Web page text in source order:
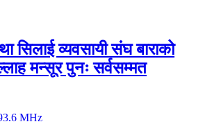
सिलाई व्यवसायी संघ बाराको
मन्सूर पुनः सर्वसम्मत